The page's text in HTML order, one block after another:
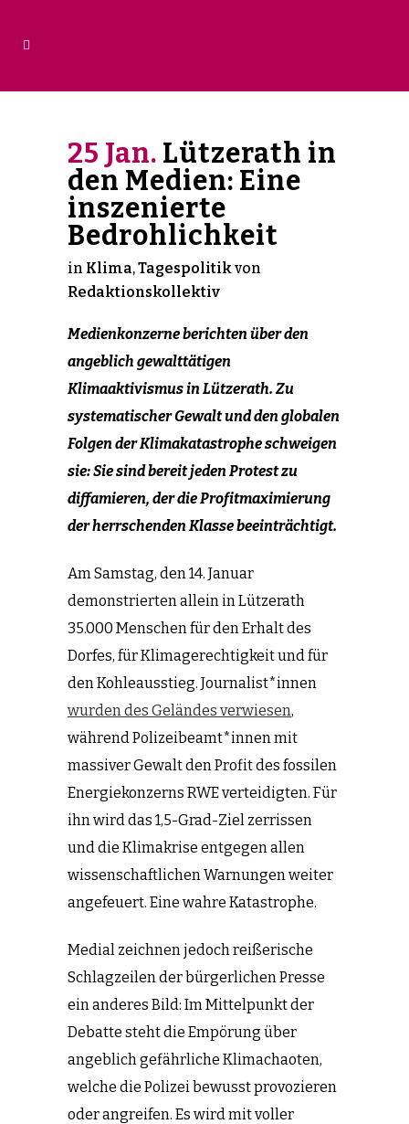
25 Jan. Lützerath in
den Medien: Eine
inszenierte
Bedrohlichkeit
in Klima,Tagespolitik von
Redaktionskollektiv
Medienkonzerne berichten über den
angeblich gewalttätigen
Klimaaktivismus in Lützerath. Zu
systematischer Gewalt und den globalen
Folgen der Klimakatastrophe schweigen
sie: Sie sind bereit jeden Protest zu
diffamieren, der die Profitmaximierung
der herrschenden Klasse beeinträchtigt.
Am Samstag, den 14. Januar
demonstrierten allein in Lützerath
35.000 Menschen für den Erhalt des
Dorfes, für Klimagerechtigkeit und für
den Kohleausstieg. Journalist*innen
wurden des Geländes verwiesen,
während Polizeibeamt*innen mit
massiver Gewalt den Profit des fossilen
Energiekonzerns RWE verteidigten. Für
ihn wird das 1,5-Grad-Ziel zerrissen
und die Klimakrise entgegen allen
wissenschaftlichen Warnungen weiter
angefeuert. Eine wahre Katastrophe.
Medial zeichnen jedoch reißerische
Schlagzeilen der bürgerlichen Presse
ein anderes Bild: Im Mittelpunkt der
Debatte steht die Empörung über
angeblich gefährliche Klimachaoten,
welche die Polizei bewusst provozieren
oder angreifen. Es wird mit voller